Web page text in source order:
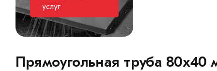
услуг
Прямоугольная труба 80х40